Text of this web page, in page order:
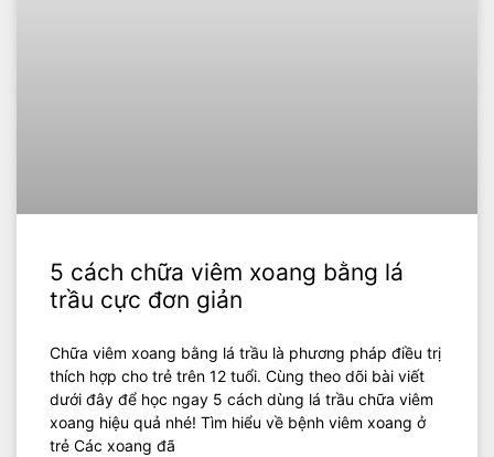
5 cách chữa viêm xoang bằng lá
trầu cực đơn giản
Chữa viêm xoang bằng lá trầu là phương pháp điều trị
thích hợp cho trẻ trên 12 tuổi. Cùng theo dõi bài viết
dưới đây để học ngay 5 cách dùng lá trầu chữa viêm
xoang hiệu quả nhé! Tìm hiểu về bệnh viêm xoang ở
trẻ Các xoang đã